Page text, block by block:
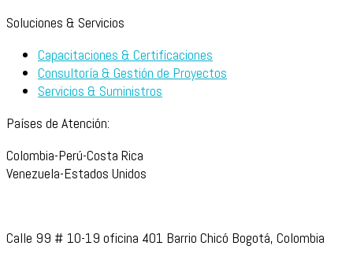
Soluciones & Servicios
Capacitaciones & Certificaciones
Consultoría & Gestión de Proyectos
Servicios & Suministros
Países de Atención:
Colombia-Perú-Costa Rica
Venezuela-Estados Unidos
Calle 99 # 10-19 oficina 401 Barrio Chicó Bogotá, Colombia